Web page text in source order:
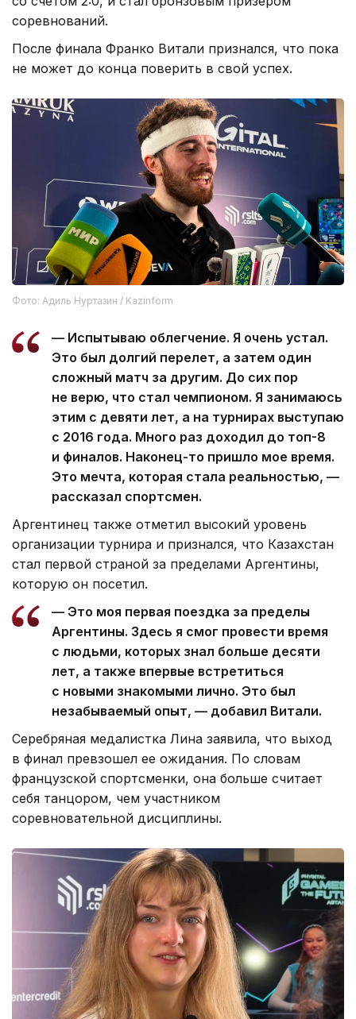
соревнований.
После финала Франко Витали признался, что пока
не может до конца поверить в свой успех.
Фото: Адиль Нуртазин / Kazinform
— Испытываю облегчение. Я очень устал.
Это был долгий перелет, а затем один
сложный матч за другим. До сих пор
не верю, что стал чемпионом. Я занимаюсь
этим с девяти лет, а на турнирах выступаю
с 2016 года. Много раз доходил до топ-8
и финалов. Наконец-то пришло мое время.
Это мечта, которая стала реальностью, —
рассказал спортсмен.
Аргентинец также отметил высокий уровень
организации турнира и признался, что Казахстан
стал первой страной за пределами Аргентины,
которую он посетил.
— Это моя первая поездка за пределы
Аргентины. Здесь я смог провести время
с людьми, которых знал больше десяти
лет, а также впервые встретиться
с новыми знакомыми лично. Это был
незабываемый опыт, — добавил Витали.
Серебряная медалистка Лина заявила, что выход
в финал превзошел ее ожидания. По словам
французской спортсменки, она больше считает
себя танцором, чем участником
соревновательной дисциплины.